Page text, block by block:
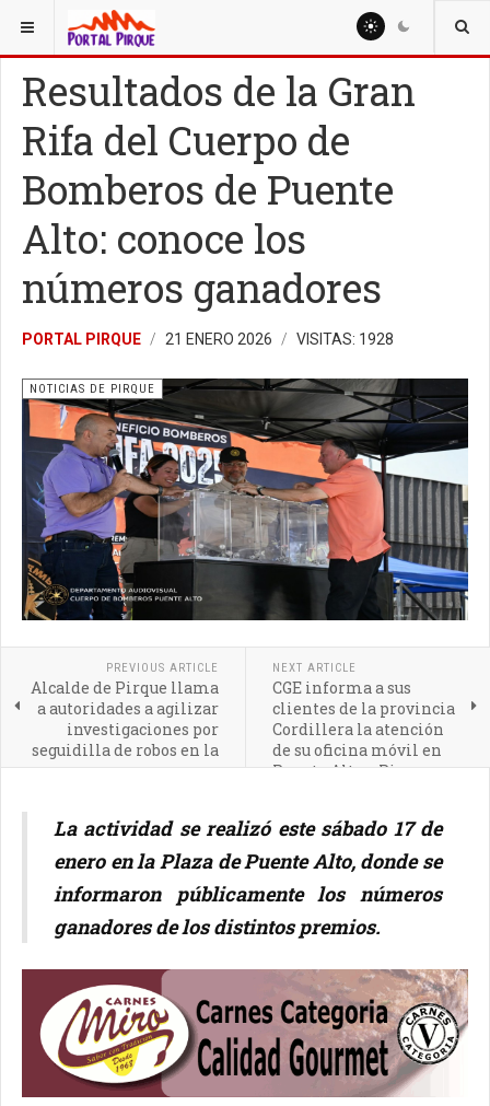
ESTÁ AQUÍ: NOTICIAS
Resultados de la Gran
Rifa del Cuerpo de
Bomberos de Puente
Alto: conoce los
números ganadores
PORTAL PIRQUE 21 ENERO 2026 VISITAS: 1928
NOTICIAS DE PIRQUE
PREVIOUS ARTICLE
Alcalde de Pirque llama
a autoridades a agilizar
investigaciones por
seguidilla de robos en la
comuna
NEXT ARTICLE
CGE informa a sus
clientes de la provincia
Cordillera la atención
de su oficina móvil en
Puente Alto y Pirque
La actividad se realizó este sábado 17 de
enero en la Plaza de Puente Alto, donde se
informaron públicamente los números
ganadores de los distintos premios.